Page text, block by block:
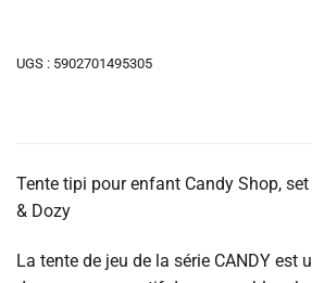
UGS : 5902701495305
Tente tipi pour enfant Candy Shop,
& Dozy
La tente de jeu de la série CANDY est